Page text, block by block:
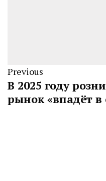
Previous
В 2025 году
рынок «впадёт в